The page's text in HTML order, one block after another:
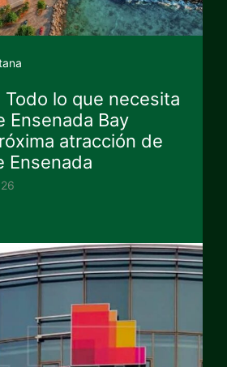
Todo lo que necesita
Ensenada Bay
atracción de
Ensenada